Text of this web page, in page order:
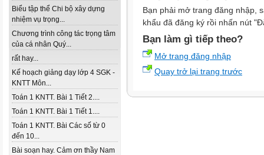
Biểu tập thể Chi bộ xây dựng
nhiệm vụ trọng...
Chương trình công tác trọng tâm
của cá nhân Quý...
rất hay...
Kế hoạch giảng dạy lớp 4 SGK -
KNTT Môn...
Toán 1 KNTT. Bài 1 Tiết 2....
Toán 1 KNTT. Bài 1 Tiết 1....
Toán 1 KNTT. Bài Các số từ 0
đến 10...
Bài soạn hay. Cảm ơn thầy Nam
Bạn phải mở trang đăng nhập,
khẩu đã đăng ký rồi nhấn nút
Bạn làm gì tiếp theo?
Mở trang đăng nhập
Quay trở lại trang trước